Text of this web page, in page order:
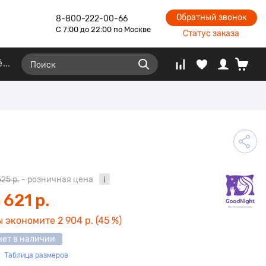
8-800-222-00-66
С 7:00 до 22:00 по Москве
Обратный звонок
Статус заказа
р. - розничная цена
621 р.
экономите 2 904 р. (45 %)
в наличии
Таблица размеров